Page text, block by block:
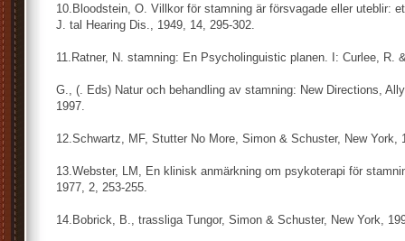
10.Bloodstein, O. Villkor för stamning är försvagade eller uteblir:
J. tal Hearing Dis., 1949, 14, 295-302.
11.Ratner, N. stamning: En Psycholinguistic planen. I: Curlee, R.
G., (. Eds) Natur och behandling av stamning: New Directions,
1997.
12.Schwartz, MF, Stutter No More, Simon & Schuster, New York,
13.Webster, LM, En klinisk anmärkning om psykoterapi för
1977, 2, 253-255.
14.Bobrick, B., trassliga Tungor, Simon & Schuster, New York,